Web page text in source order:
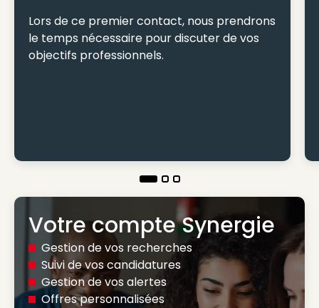
Lors de ce premier contact, nous prendrons
le temps nécessaire pour discuter de vos
objectifs professionnels.
Votre compte Synergie
Gestion de vos recherches
Suivi de vos candidatures
Gestion de vos alertes
Offres personnalisées